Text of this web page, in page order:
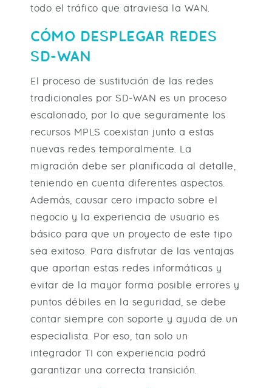
todo el tráfico que atraviesa la WAN.
CÓMO DESPLEGAR REDES
SD-WAN
El proceso de sustitución de las redes
tradicionales por SD-WAN es un proceso
escalonado, por lo que seguramente los
recursos MPLS coexistan junto a estas
nuevas redes temporalmente. La
migración debe ser planificada al detalle,
teniendo en cuenta diferentes aspectos.
Además, causar cero impacto sobre el
negocio y la experiencia de usuario es
básico para que un proyecto de este tipo
sea exitoso. Para disfrutar de las ventajas
que aportan estas redes informáticas y
evitar de la mayor forma posible errores y
puntos débiles en la seguridad, se debe
contar siempre con soporte y ayuda de un
especialista. Por eso, tan solo un
integrador TI con experiencia podrá
garantizar una correcta transición.